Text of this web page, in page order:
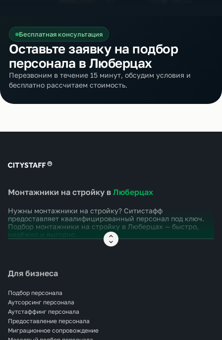
Бесплатная консультация
Оставьте заявку на подбор
персонала в Люберцах
Перезвоним в течение 15 минут, обсудим условия и
бесплатно рассчитаем стоимость.
Монтажники на стройку в Люберцах
Нужны монтажники на стройку? Ситистафф
предоставляет квалифицированный персонал под ключ.
Подбор монтажники на стройку в Люберцах — быстро,
надёжно и выгодно.
Для бизнеса
Подбор персонала
Аутсорсинг персонала
Аутстаффинг персонала
Предоставление персонала
Миграционное сопровождение